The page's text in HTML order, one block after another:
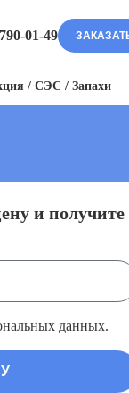
01-49
/ СЭС / Запахи
и получите
данных.